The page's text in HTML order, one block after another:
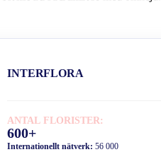
INTERFLORA
ANTAL FLORISTER:
600+
Internationellt nätverk:56 000